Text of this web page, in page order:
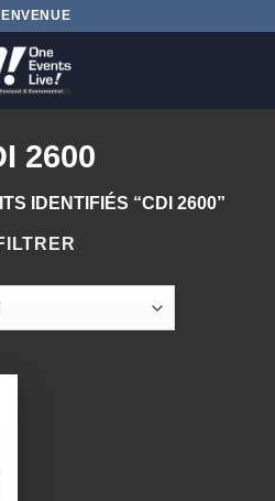
2600
IDENTIFIÉS “CDI 2600”